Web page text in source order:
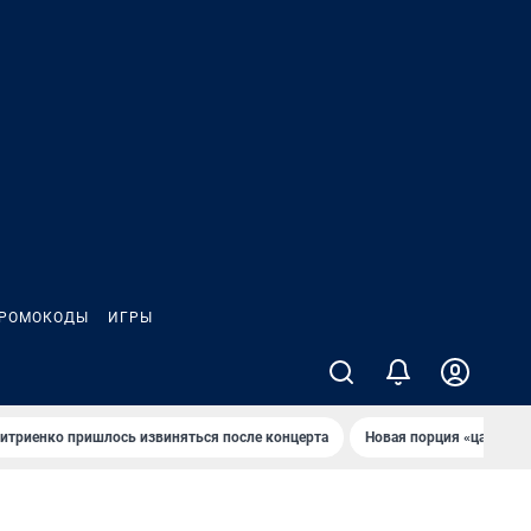
ИГРЫ
пришлось извиняться после концертa Новaя порция «цaрей»